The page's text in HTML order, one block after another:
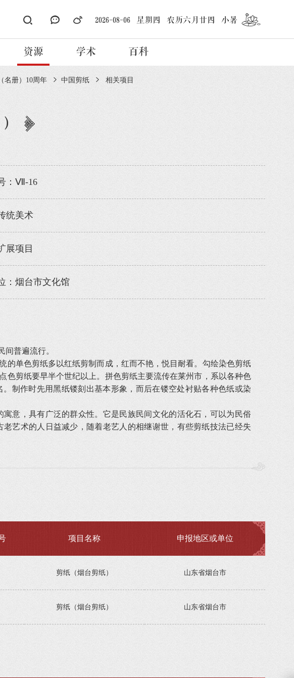
2026-08-06 星期四 农历六月廿四 小暑
资源 学术 百科
名册）10周年 中国剪纸 相关项目
：Ⅶ-16
统美术
展项目
：烟台市文化馆
普遍流行。
单色剪纸多以红纸剪制而成，红而不艳，悦目耐看。勾绘染色剪纸
色剪纸要早半个世纪以上。拼色剪纸主要流传在莱州市，系以各种色
制作时先用黑纸镂刻出基本形象，而后在镂空处衬贴各种色纸或染
，具有广泛的群众性。它是民族民间文化的活化石，可以为民俗
艺术的人日益减少，随着老艺人的相继谢世，有些剪纸技法已经失
项目名称 申报地区或单位
剪纸（烟台剪纸） 山东省烟台市
剪纸（烟台剪纸） 山东省烟台市